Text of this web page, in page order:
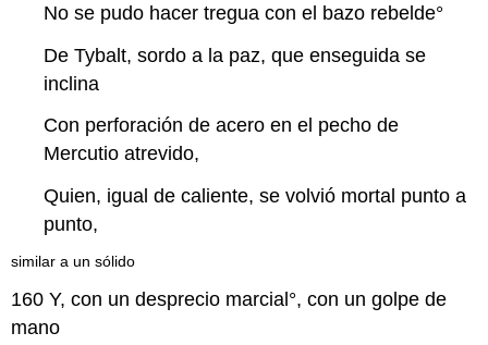
No se pudo hacer tregua con el bazo rebelde°
De Tybalt, sordo a la paz, que enseguida se
inclina
Con perforación de acero en el pecho de
Mercutio atrevido,
Quien, igual de caliente, se volvió mortal punto a
punto,
similar a un sólido
160 Y, con un desprecio marcial°, con un golpe de
mano